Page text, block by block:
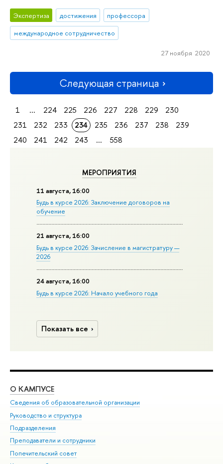
МЕРОПРИЯТИЯ
11 августа, 16:00
Будь в курсе 2026: Заключение договоров на
обучение
21 августа, 16:00
Будь в курсе 2026: Зачисление в магистратуру —
2026
24 августа, 16:00
Будь в курсе 2026: Начало учебного года
Показать все
Экспертиза достижения
профессора
международное сотрудничество
27 ноября 2020
Следующая страница
1 ... 224 225 226 227 228 229
230
231
232 233 234 235 236 237 238
239
240
241 242 243 ... 558
О КАМПУСЕ
Сведения об образовательной организации
Руководство и структура
Подразделения
Преподаватели и сотрудники
Попечительский совет